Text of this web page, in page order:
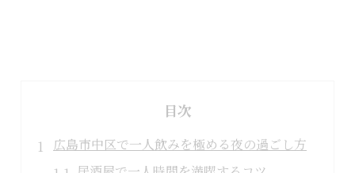
目次
広島市中区で一人飲みを極める夜の過ごし方